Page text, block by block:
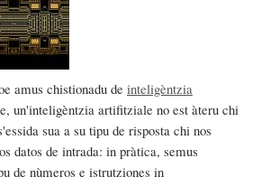
amus chistionadu de inteligèntzia
un'inteligèntzia artifitziale no est àteru chi
sua a su tipu de risposta chi nos
datos de intrada: in pràtica, semus
de nùmeros e istrutziones in